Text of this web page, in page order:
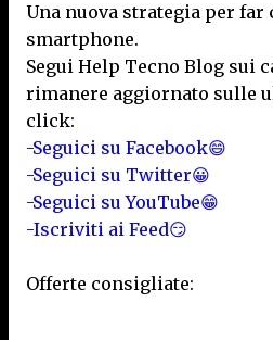
Una nuova strategia per far
smartphone.
Segui Help Tecno Blog sui
rimanere aggiornato sulle
click:
-Seguici su Facebook😄
-Seguici su Twitter😀
-Seguici su YouTube😁
-Iscriviti ai Feed😏
Offerte consigliate: